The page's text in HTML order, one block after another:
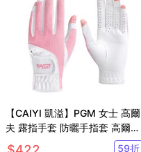
【CAIYI 凱溢】PGM 女士 高爾
夫 露指手套 防曬手指套 高爾夫
球手套
59折